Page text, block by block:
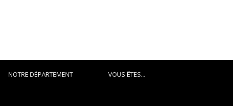
NOTRE DÉPARTEMENT VOUS ÊTES...